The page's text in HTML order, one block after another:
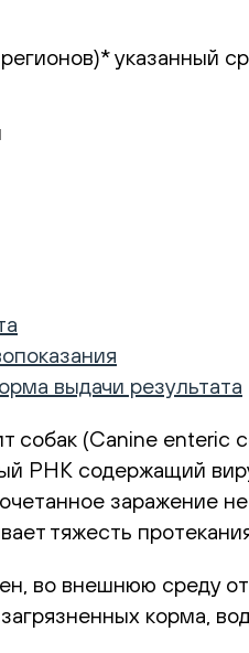
указанный
выдачи результата
собак (Canine enteric
РНК содержащий
заражение
тяжесть
во внешнюю среду
корма,